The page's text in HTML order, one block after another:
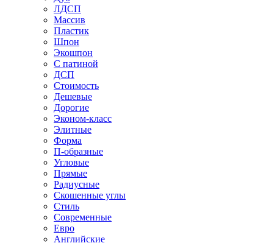
ЛДСП
Массив
Пластик
Шпон
Экошпон
С патиной
ДСП
Стоимость
Дешевые
Дорогие
Эконом-класс
Элитные
Форма
П-образные
Угловые
Прямые
Радиусные
Скошенные углы
Стиль
Современные
Евро
Английские